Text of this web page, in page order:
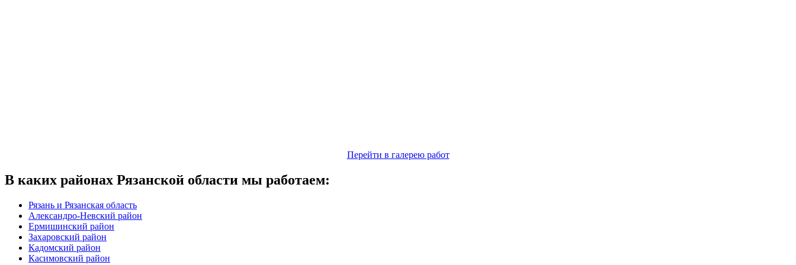
Перейти в галерею работ
В каких районах Рязанской области мы работаем:
Рязань и Рязанская область
Александро-Невский район
Ермишинский район
Захаровский район
Кадомский район
Касимовский район